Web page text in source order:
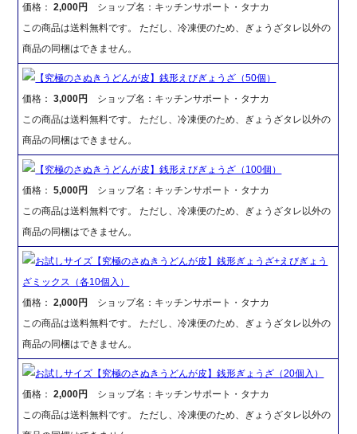
価格：2,000円
ショップ名：キッチンサポート・タナカ
この商品は送料無料です。 ただし、冷凍便のため、ぎょうざタレ以外の
商品の同梱はできません。
【究極のさぬきうどんが皮】銭形えびぎょうざ（50個）
価格：3,000円
ショップ名：キッチンサポート・タナカ
この商品は送料無料です。 ただし、冷凍便のため、ぎょうざタレ以外の
商品の同梱はできません。
【究極のさぬきうどんが皮】銭形えびぎょうざ（100個）
価格：5,000円
ショップ名：キッチンサポート・タナカ
この商品は送料無料です。 ただし、冷凍便のため、ぎょうざタレ以外の
商品の同梱はできません。
お試しサイズ【究極のさぬきうどんが皮】銭形ぎょうざ+えびぎょう
ざミックス（各10個入）
価格：2,000円
ショップ名：キッチンサポート・タナカ
この商品は送料無料です。 ただし、冷凍便のため、ぎょうざタレ以外の
商品の同梱はできません。
お試しサイズ【究極のさぬきうどんが皮】銭形ぎょうざ（20個入）
価格：2,000円
ショップ名：キッチンサポート・タナカ
この商品は送料無料です。 ただし、冷凍便のため、ぎょうざタレ以外の